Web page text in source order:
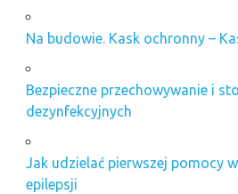
Na budowie. Kask ochronny –
Bezpieczne przechowywanie i
dezynfekcyjnych
Jak udzielać pierwszej pomocy
epilepsji